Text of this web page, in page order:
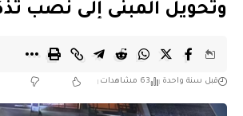
وتحويل المبنى إلى نصب
قبل سنة واحدة 63 مشاهدات